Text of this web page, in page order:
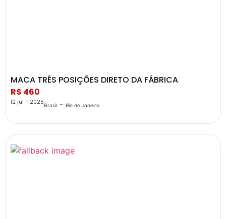
MACA TRÊS POSIÇÕES DIRETO DA FÁBRICA
R$ 460
12 jul - 2025Brasil - Rio de Janeiro